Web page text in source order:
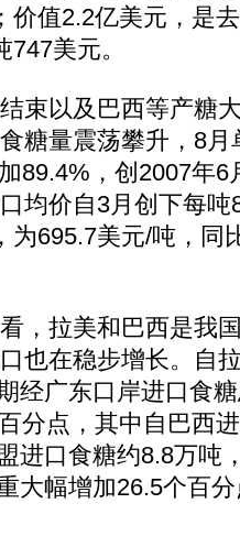
价值2.2亿美元，是
美元。
以及巴西等产糖
糖量震荡攀升，8
89.4%，创2007年6
均价自3月创下每
为695.7美元/吨，同
拉美和巴西是我
也在稳步增长。自
经广东口岸进口食
分点，其中自巴西
进口食糖约8.8万吨
大幅增加26.5个百